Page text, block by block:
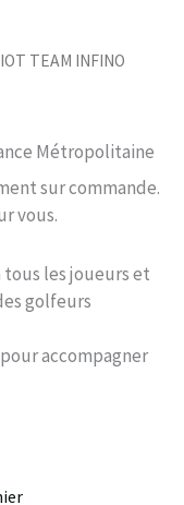
TEAM INFINO
Métropolitaine
sur commande.
vous.
tous les joueurs et
golfeurs
accompagner